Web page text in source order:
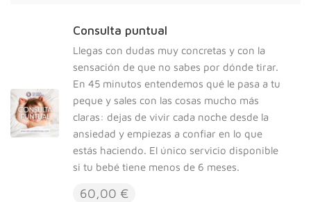
Consulta puntual
Llegas con dudas muy concretas y con la
sensación de que no sabes por dónde tirar.
En 45 minutos entendemos qué le pasa a tu
peque y sales con las cosas mucho más
claras: dejas de vivir cada noche desde la
ansiedad y empiezas a confiar en lo que
estás haciendo. El único servicio disponible
si tu bebé tiene menos de 6 meses.
60,00 €